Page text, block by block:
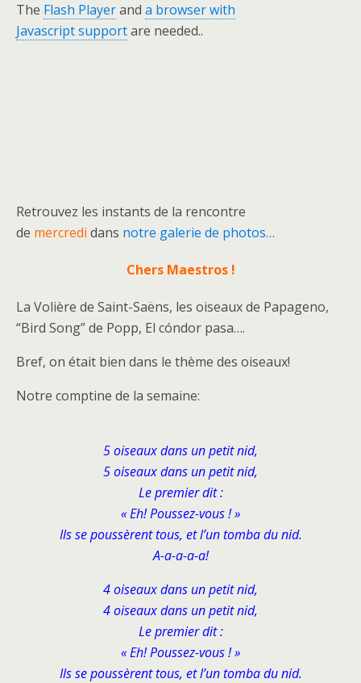
The Flash Playerand a browser with
Javascript supportare needed..
Retrouvez les instants de la rencontre
de mercredi dans notre galerie de photos…
Chers Maestros !
La Volière de Saint-Saëns, les oiseaux de Papageno,
“Bird Song” de Popp, El cóndor pasa….
Bref, on était bien dans le thème des oiseaux!
Notre comptine de la semaine:
5 oiseaux dans un petit nid,
5 oiseaux dans un petit nid,
Le premier dit :
« Eh! Poussez-vous ! »
Ils se poussèrent tous, et l’un tomba du nid.
A-a-a-a-a!
4 oiseaux dans un petit nid,
4 oiseaux dans un petit nid,
Le premier dit :
« Eh! Poussez-vous ! »
Ils se poussèrent tous, et l’un tomba du nid.